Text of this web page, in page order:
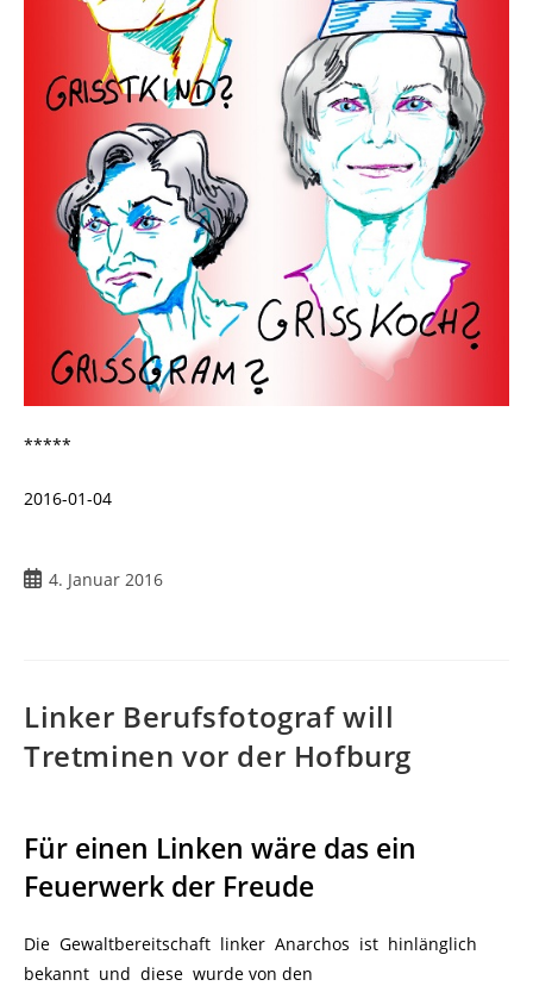
*****
2016-01-04
4. Januar 2016
Linker Berufsfotograf will
Tretminen vor der Hofburg
Für einen Linken wäre das ein
Feuerwerk der Freude
Die Gewaltbereitschaft linker Anarchos ist hinlänglich
bekannt und diese wurde von den